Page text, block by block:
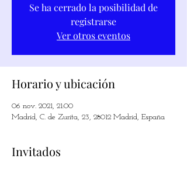
Se ha cerrado la posibilidad de
registrarse
Ver otros eventos
Horario y ubicación
06 nov. 2021, 21:00
Madrid, C. de Zurita, 23, 28012 Madrid, España
Invitados